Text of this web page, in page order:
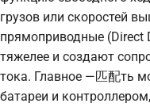
грузов или скоростей
прямоприводные (Direct
тяжелее и создают
тока. Главное —匹配ть
батареи и